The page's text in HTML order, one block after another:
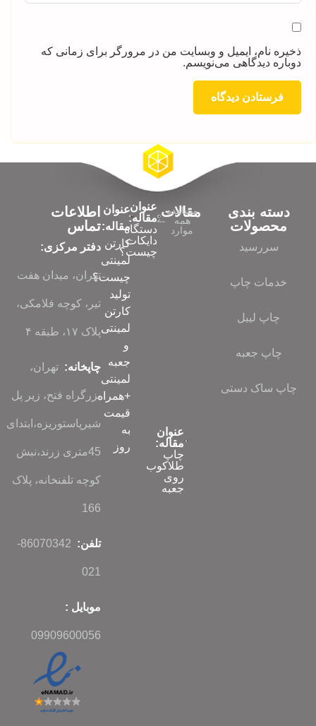
ذخیره نام، ایمیل و وبسایت من در مرورگر برای زمانی که
دوباره دیدگاهی می‌نویسم.
دسته بندی
محصولات
سررسید
خدمات چاپ
چاپ لیبل
چاپ جعبه
چاپ ساک دستی
مقالات
مشاهده
همه
موارد
عنوان
مقاله:
چاپ
طلاکوب
روی
جعبه
عنوان
مقاله:
دستگاه
دایکات
چیست؟
عنوان
مقاله:
کارتن
لمینتی
چیست؟
تولید
کارتن
لمینتی
و
جعبه
لمینتی
+همراه
قیمت
به
روز
اطلاعات
تماس
دفتر مرکزی:
تهران، میدان هفت
تیر، کوچه فلامکی،
پلاک ۱۷، طبقه ۴
چاپخانه: تهران،
بزرگراه فتح، زیر پل
شیرپاستوریزه،ابتدای
45متری زرند،نبش
کوچه تلفنخانه، پلاک
166
تلفن: 86070342-
021
موبایل :
09909600056